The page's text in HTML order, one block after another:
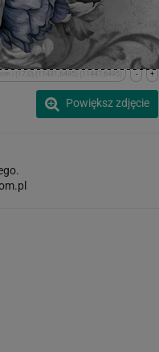
+
-
| (17,0) (11431,6495) (11447,6495)
Powiększ zdjęcie